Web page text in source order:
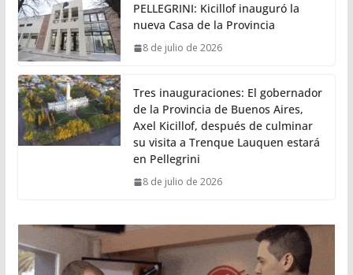
PELLEGRINI: Kicillof inauguró la
nueva Casa de la Provincia
8 de julio de 2026
Tres inauguraciones: El gobernador
de la Provincia de Buenos Aires,
Axel Kicillof, después de culminar
su visita a Trenque Lauquen estará
en Pellegrini
8 de julio de 2026